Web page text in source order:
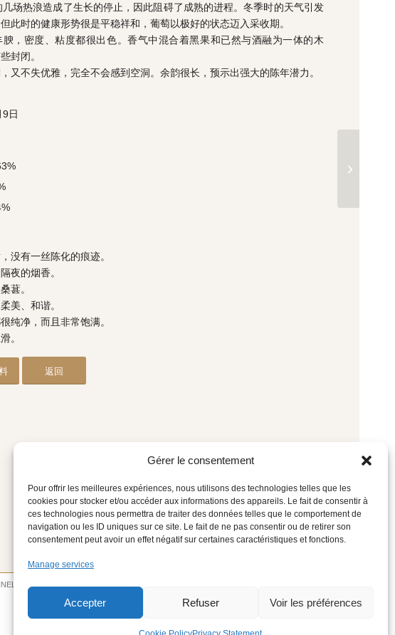
Gérer le consentement
Pour offrir les meilleures expériences, nous utilisons des technologies telles que les
cookies pour stocker et/ou accéder aux informations des appareils. Le fait de consentir à
ces technologies nous permettra de traiter des données telles que le comportement de
navigation ou les ID uniques sur ce site. Le fait de ne pas consentir ou de retirer son
consentement peut avoir un effet négatif sur certaines caractéristiques et fonctions.
Manage services
Accepter Refuser Voir les préférences
场热浪造成了生长的停止，因此阻碍了成熟的进程。冬季时的天气引发
此时的健康形势很是平稳祥和，葡萄以极好的状态迈入采收期。
，密度、粘度都很出色。香气中混合着黑果和已然与酒融为一体的木
封闭。
又不失优雅，完全不会感到空洞。余韵很长，预示出强大的陈年潜力。
日
没有一丝陈化的痕迹。
夜的烟香。
葚。
美、和谐。
纯净，而且非常饱满。
。
返回